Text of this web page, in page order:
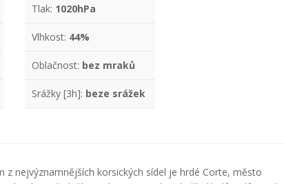
Tlak: 1020hPa
Vlhkost: 44%
Oblačnost: bez mraků
Srážky [3h]: beze srážek
z nejvýznamnějších korsických sídel je hrdé Corte, město